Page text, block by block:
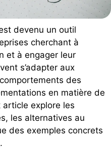
devenu un outil
cherchant à
et à engager leur
s’adapter aux
des
en matière de
explore les
les alternatives au
des exemples concrets
.